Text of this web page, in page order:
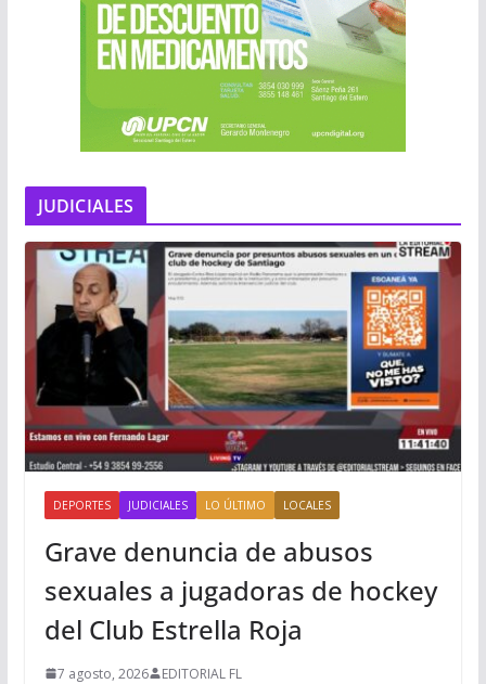
JUDICIALES
DEPORTES JUDICIALES LO ÚLTIMO LOCALES
Grave denuncia de abusos
sexuales a jugadoras de hockey
del Club Estrella Roja
7 agosto, 2026 EDITORIAL FL